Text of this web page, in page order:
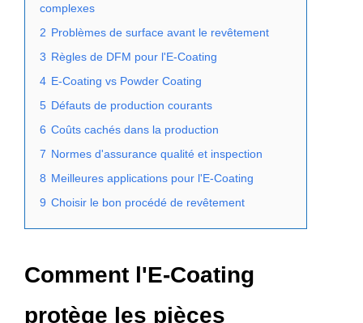
complexes
2 Problèmes de surface avant le revêtement
3 Règles de DFM pour l'E-Coating
4 E-Coating vs Powder Coating
5 Défauts de production courants
6 Coûts cachés dans la production
7 Normes d'assurance qualité et inspection
8 Meilleures applications pour l'E-Coating
9 Choisir le bon procédé de revêtement
Comment l'E-Coating
protège les pièces